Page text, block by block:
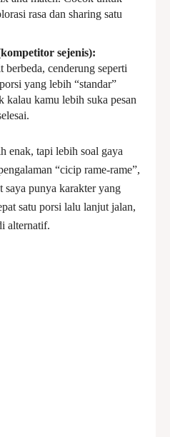
rasa dan sharing satu
sejenis):
cenderung seperti
yang lebih “standar”
kalau kamu lebih suka pesan
enak, tapi lebih soal gaya
“cicip rame-rame”,
punya karakter yang
satu porsi lalu lanjut jalan,
alternatif.